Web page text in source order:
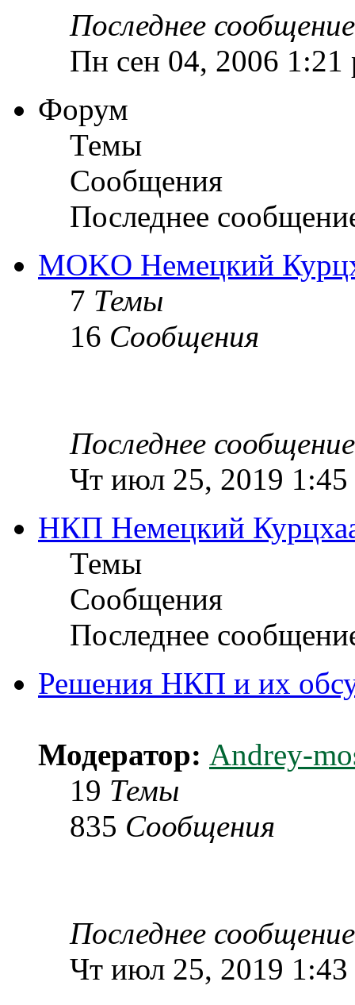
Последнее сообщение
Пн сен 04, 2006 1:21
Форум
Темы
Сообщения
Последнее
MOKO Немецкий
7 Темы
16 Сообщения
Последнее сообщение
Чт июл 25, 2019 1:45
НКП Немецкий
Темы
Сообщения
Последнее
Решения НКП и их
Модератор: Andrey-
19 Темы
835 Сообщения
Последнее сообщение
Чт июл 25, 2019 1:43